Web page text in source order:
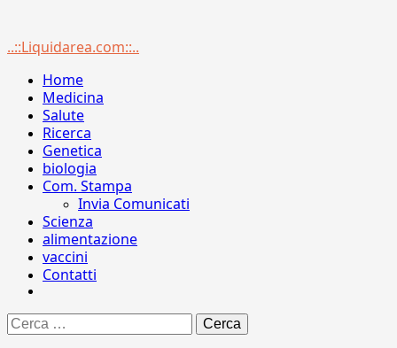
Menu
..::Liquidarea.com::..
Home
Medicina
Salute
Ricerca
Genetica
biologia
Com. Stampa
Invia Comunicati
Scienza
alimentazione
vaccini
Contatti
Ricerca
per: